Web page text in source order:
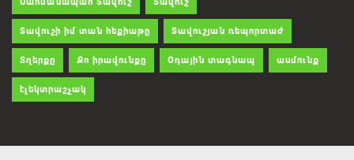
Տավուշի իմ տան հեքիաթը Տավուշյան ռեպորտաժ
Տղերքը Քո իրավունքը Օդային տագնապ ասմունք
էլեկտրաշչակ